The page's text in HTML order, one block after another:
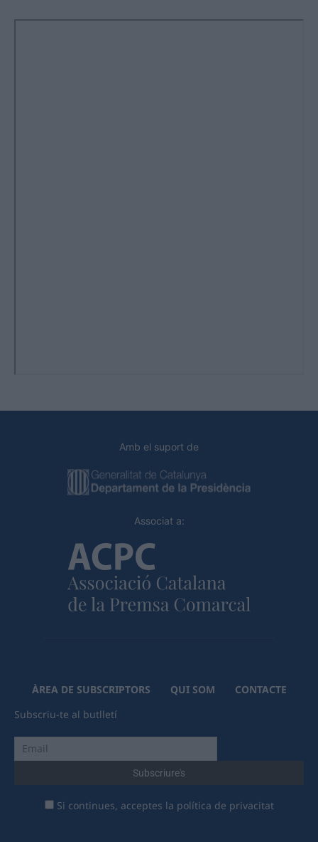
Amb el suport de
Associat a:
ÀREA DE SUBSCRIPTORS QUI SOM
CONTACTE
Subscriu-te al butlletí
Si continues, acceptes la política de privacitat